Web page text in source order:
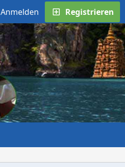
Anmelden Registrieren